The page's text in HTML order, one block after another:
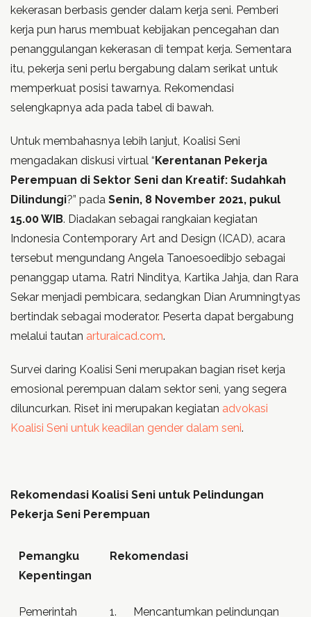
kekerasan berbasis gender dalam kerja seni. Pemberi
kerja pun harus membuat kebijakan pencegahan dan
penanggulangan kekerasan di tempat kerja. Sementara
itu, pekerja seni perlu bergabung dalam serikat untuk
memperkuat posisi tawarnya. Rekomendasi
selengkapnya ada pada tabel di bawah.
Untuk membahasnya lebih lanjut, Koalisi Seni
mengadakan diskusi virtual “Kerentanan Pekerja
Perempuan di Sektor Seni dan Kreatif: Sudahkah
Dilindungi?” pada Senin, 8 November 2021, pukul
15.00 WIB. Diadakan sebagai rangkaian kegiatan
Indonesia Contemporary Art and Design (ICAD), acara
tersebut mengundang Angela Tanoesoedibjo sebagai
penanggap utama. Ratri Ninditya, Kartika Jahja, dan Rara
Sekar menjadi pembicara, sedangkan Dian Arumningtyas
bertindak sebagai moderator. Peserta dapat bergabung
melalui tautan arturaicad.com.
Survei daring Koalisi Seni merupakan bagian riset kerja
emosional perempuan dalam sektor seni, yang segera
diluncurkan. Riset ini merupakan kegiatan advokasi
Koalisi Seni untuk keadilan gender dalam seni.
Rekomendasi Koalisi Seni untuk Pelindungan
Pekerja Seni Perempuan
Pemangku
Kepentingan
Rekomendasi
Pemerintah
1. Mencantumkan pelindungan